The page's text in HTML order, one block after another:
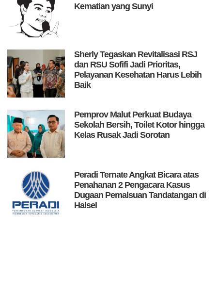
Kematian yang Sunyi
Sherly Tegaskan Revitalisasi RSJ
dan RSU Sofifi Jadi Prioritas,
Pelayanan Kesehatan Harus Lebih
Baik
Pemprov Malut Perkuat Budaya
Sekolah Bersih, Toilet Kotor hingga
Kelas Rusak Jadi Sorotan
Peradi Ternate Angkat Bicara atas
Penahanan 2 Pengacara Kasus
Dugaan Pemalsuan Tandatangan di
Halsel